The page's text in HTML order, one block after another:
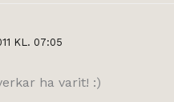
KL. 07:05
ha varit! :)